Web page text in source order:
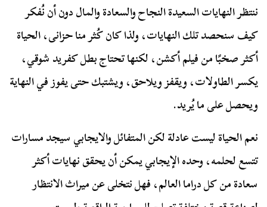
ننتظر النهايات السعيدة النجاح والسعادة والمال دون أن نُفكر
كيف سنحصد تلك النهايات، ولذا كان كُثر منا حزانى، الحياة
أكثر صخبًا من فيلم أكشن، لكنها تحتاج بطل كفريد شوقي،
يكسر الطاولات، ويقفز ويلاحق، ويشتبك حتى يفوز في النهاية
ويحصل على ما يُريد.
نعم الحياة ليست عادلة لكن المتفائل والايجابي سيجد مسارات
تتسع لحلمه، وحده الإيجابي يمكن أن يحقق نهايات أكثر
سعادة من كل دراما العالم، فهل نتخلى عن ميراث الانتظار